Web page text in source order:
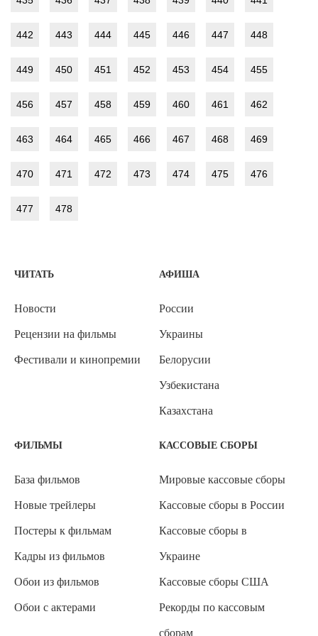
442 443 444 445 446 447 448
449 450 451 452 453 454 455
456 457 458 459 460 461 462
463 464 465 466 467 468 469
470 471 472 473 474 475 476
477 478
ЧИТАТЬ
Новости
Рецензии на фильмы
Фестивали и кинопремии
АФИША
России
Украины
Белорусии
Узбекистана
Казахстана
ФИЛЬМЫ
База фильмов
Новые трейлеры
Постеры к фильмам
Кадры из фильмов
Обои из фильмов
Обои с актерами
КАССОВЫЕ СБОРЫ
Мировые кассовые сборы
Кассовые сборы в России
Кассовые сборы в
Украине
Кассовые сборы США
Рекорды по кассовым
сборам